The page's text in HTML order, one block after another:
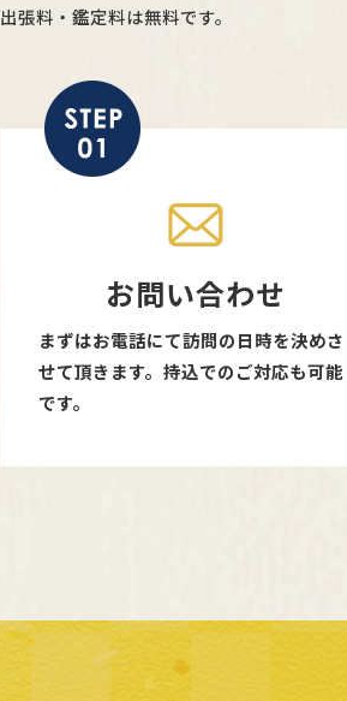
出張料・鑑定料は無料です。
お問い合わせ
まずはお電話にて訪問の日時を決めさ
せて頂きます。持込でのご対応も可能
です。